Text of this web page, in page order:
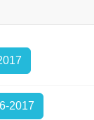
2017